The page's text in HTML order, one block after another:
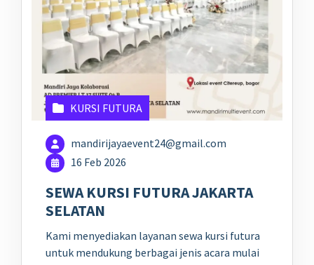
KURSI FUTURA
mandirijayaevent24@gmail.com
16 Feb 2026
SEWA KURSI FUTURA JAKARTA
SELATAN
Kami menyediakan layanan sewa kursi futura
untuk mendukung berbagai jenis acara mulai